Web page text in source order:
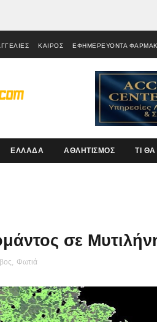
ΚΑΙΡΟΣ ΕΦΗΜΕΡΕΥΟΝΤΑ
ΕΛΛΑΔΑ ΑΘΛΗΤΙΣΜΟΣ ΤΙ
σε
, Φωτιά